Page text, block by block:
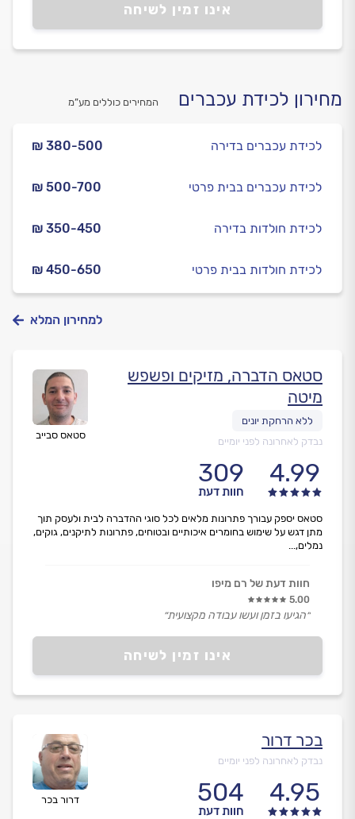
אינו זמין לשיחה
מחירון לכידת עכברים המחירים כוללים מע”מ
₪ 380-500 לכידת עכברים בדירה
₪ 500-700 לכידת עכברים בבית פרטי
₪ 350-450 לכידת חולדות בדירה
₪ 450-650 לכידת חולדות בבית פרטי
למחירון המלא
סטאס סבייב
סטאס הדברה, מזיקים ופשפש
מיטה
נבדק לאחרונה לפני יומיים
4.99
309
חוות דעת
אינו זמין לשיחה
סטאס יספק עבורך פתרונות מלאים לכל סוגי ההדברה לבית ולעסק תוך
מתן דגש על שימוש בחומרים איכותיים ובטוחים, פתרונות לתיקנים, גוקים,
נמלים,...
חוות דעת של רם מיפו
5.00
״הגיעו בזמן ועשו עבודה מקצועית״
דרור בכר
בכר דרור
נבדק לאחרונה לפני יומיים
4.95
504
חוות דעת